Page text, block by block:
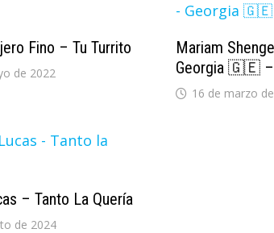
Fino – Tu Turrito
de 2022
Mariam
Georgia 🇬🇪 –
16 de marzo
– Tanto La Quería
de 2024